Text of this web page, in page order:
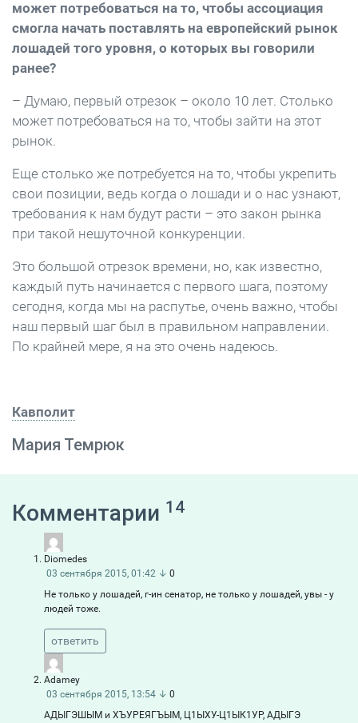
может потребоваться на то, чтобы ассоциация
смогла начать поставлять на европейский рынок
лошадей того уровня, о которых вы говорили
ранее?
– Думаю, первый отрезок – около 10 лет. Столько
может потребоваться на то, чтобы зайти на этот
рынок.
Еще столько же потребуется на то, чтобы укрепить
свои позиции, ведь когда о лошади и о нас узнают,
требования к нам будут расти – это закон рынка
при такой нешуточной конкуренции.
Это большой отрезок времени, но, как известно,
каждый путь начинается с первого шага, поэтому
сегодня, когда мы на распутье, очень важно, чтобы
наш первый шаг был в правильном направлении.
По крайней мере, я на это очень надеюсь.
Кавполит
Мария Темрюк
Комментарии 14
Diomedes
03 сентября 2015, 01:42 ↓ 0
Не только у лошадей, г-ин сенатор, не только у лошадей, увы - у
людей тоже.
ответить
Adamey
03 сентября 2015, 13:54 ↓ 0
АДЫГЭШЫМ и ХЪУРЕЯГЪЫМ, Ц1ЫХУ-Ц1ЫК1УР, АДЫГЭ